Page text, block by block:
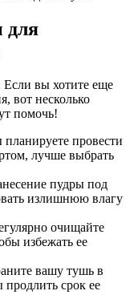
для
вы хотите еще
вот несколько
помочь!
провести
лучше выбрать
пудры под
излишнюю влагу
очищайте
избежать ее
вашу тушь в
срок ее